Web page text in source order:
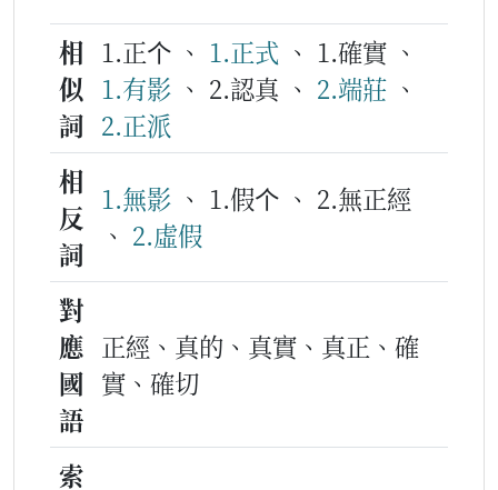
相
似
詞
1.正个 、 1.正式 、 1.確實 、
1.有影 、 2.認真 、 2.端莊 、
2.正派
相
反
詞
1.無影 、 1.假个 、 2.無正經
、 2.虛假
對
應
國
語
正經、真的、真實、真正、確
實、確切
索